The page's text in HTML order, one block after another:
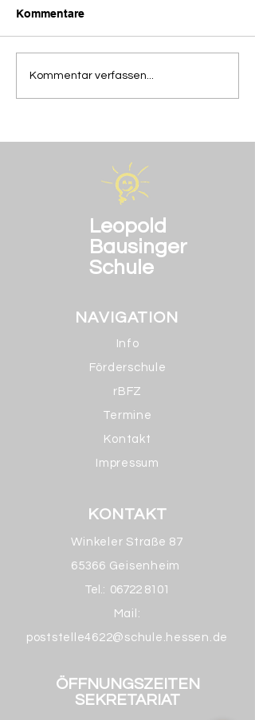
Die Abschiedsfeier der
BOS 2
Kommentare
Kommentar verfassen...
Leopold
Bausinger
Schule
NAVIGATION
Info
Förderschule
rBFZ
Termine
Kontakt
Impressum
KONTAKT
Winkeler Straße 87
65366 Geisenheim
Tel.: 06722 8101
Mail:
poststelle4622@schule.hessen.de
ÖFFNUNGSZEITEN
SEKRETARIAT